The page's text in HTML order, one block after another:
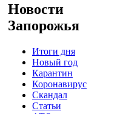
Новости
Запорожья
Итоги дня
Новый год
Карантин
Коронавирус
Скандал
Статьи